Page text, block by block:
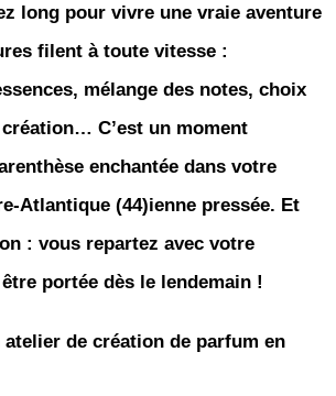
long pour vivre une vraie aventure
filent à toute vitesse :
mélange des notes, choix
C’est un moment
enchantée dans votre
Atlantique (44)ienne pressée. Et
: vous repartez avec votre
portée dès le lendemain !
de création de parfum en